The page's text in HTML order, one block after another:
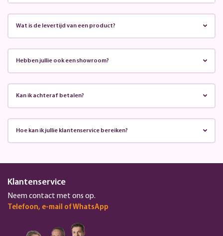
Wat is de levertijd van een product?
Hebben jullie ook een showroom?
Kan ik achteraf betalen?
Hoe kan ik jullie klantenservice bereiken?
Klantenservice
Neem contact met ons op.
Telefoon, e-mail of WhatsApp